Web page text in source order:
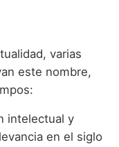
varias
este nombre,
intelectual y
en el siglo